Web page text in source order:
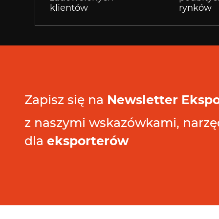
klientów
rynków
Zapisz się na Newsletter
z naszymi wskazówkami,
dla eksporterów